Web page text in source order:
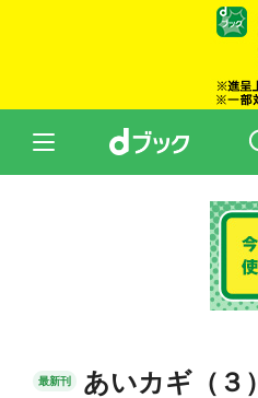
最新刊 あいカギ（３）